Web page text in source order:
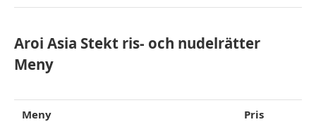
Aroi Asia Stekt ris- och nudelrätter
Meny
Meny Pris